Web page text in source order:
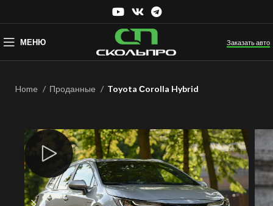
МЕНЮ Заказать авто
Home Проданные Toyota Сorolla Hybrid